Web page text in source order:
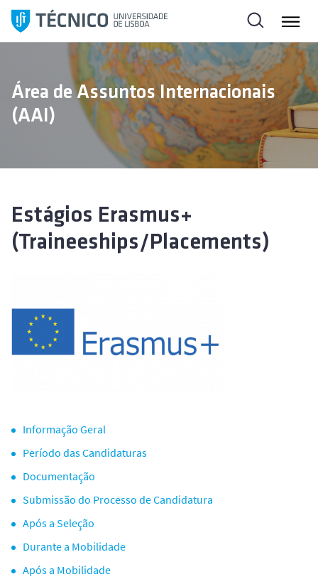
l
a
Área de Assuntos Internacionais
(AAI)
Estágios Erasmus+
(Traineeships/Placements)
Informação Geral
Período das Candidaturas
Documentação
Submissão do Processo de Candidatura
Após a Seleção
Durante a Mobilidade
Após a Mobilidade